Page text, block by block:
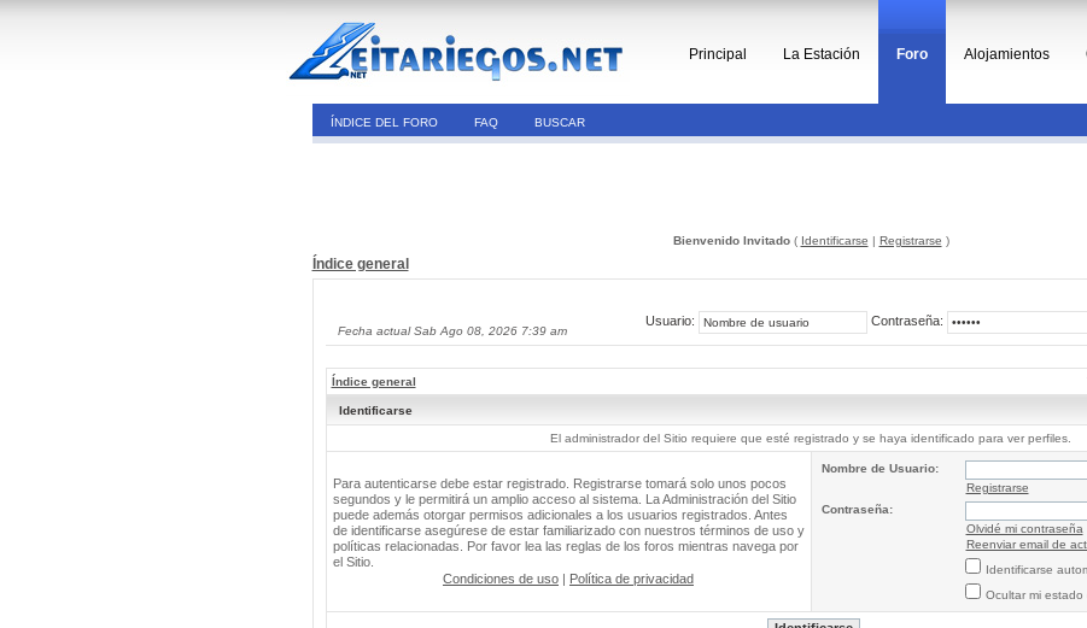
Principal La Estación Foro Alojamientos
ÍNDICE DEL FORO FAQ BUSCAR
Bienvenido Invitado( Identificarse | Registrarse )
Índice general
Fecha actual Sab Ago 08, 2026 7:39 am
Usuario: Contraseña:
Índice general
Identificarse
El administrador del Sitio requiere que esté registrado y se haya identificado para ver perfiles.
Para autenticarse debe estar registrado. Registrarse tomará solo unos pocos
segundos y le permitirá un amplio acceso al sistema. La Administración del Sitio
puede además otorgar permisos adicionales a los usuarios registrados. Antes
de identificarse asegúrese de estar familiarizado con nuestros términos de uso y
políticas relacionadas. Por favor lea las reglas de los foros mientras navega por
el Sitio.
Condiciones de uso | Política de privacidad
Nombre de Usuario:
Registrarse
Contraseña:
Olvidé mi contraseña
Reenviar email de
Identificarse
Ocultar mi